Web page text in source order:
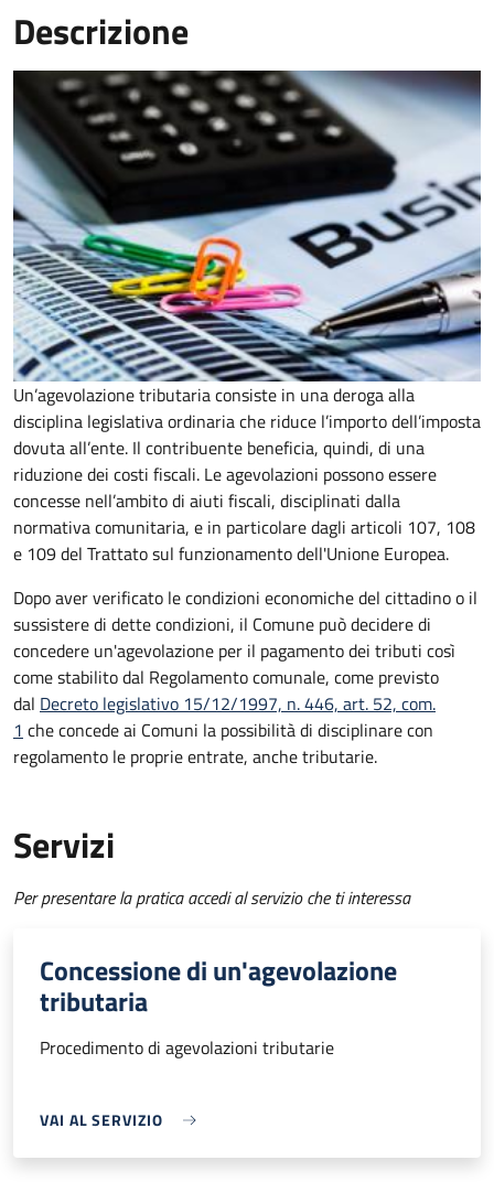
Descrizione
Un’agevolazione tributaria consiste in una deroga alla
disciplina legislativa ordinaria che riduce l’importo dell’imposta
dovuta all’ente. Il contribuente beneficia, quindi, di una
riduzione dei costi fiscali. Le agevolazioni possono essere
concesse nell’ambito di aiuti fiscali, disciplinati dalla
normativa comunitaria, e in particolare dagli articoli 107, 108
e 109 del Trattato sul funzionamento dell'Unione Europea.
Dopo aver verificato le condizioni economiche del cittadino o il
sussistere di dette condizioni, il Comune può decidere di
concedere un'agevolazione per il pagamento dei tributi così
come stabilito dal Regolamento comunale, come previsto
dal Decreto legislativo 15/12/1997, n. 446, art. 52, com.
1 che concede ai Comuni la possibilità di disciplinare con
regolamento le proprie entrate, anche tributarie.
Servizi
Per presentare la pratica accedi al servizio che ti interessa
Concessione di un'agevolazione
tributaria
Procedimento di agevolazioni tributarie
VAI AL SERVIZIO